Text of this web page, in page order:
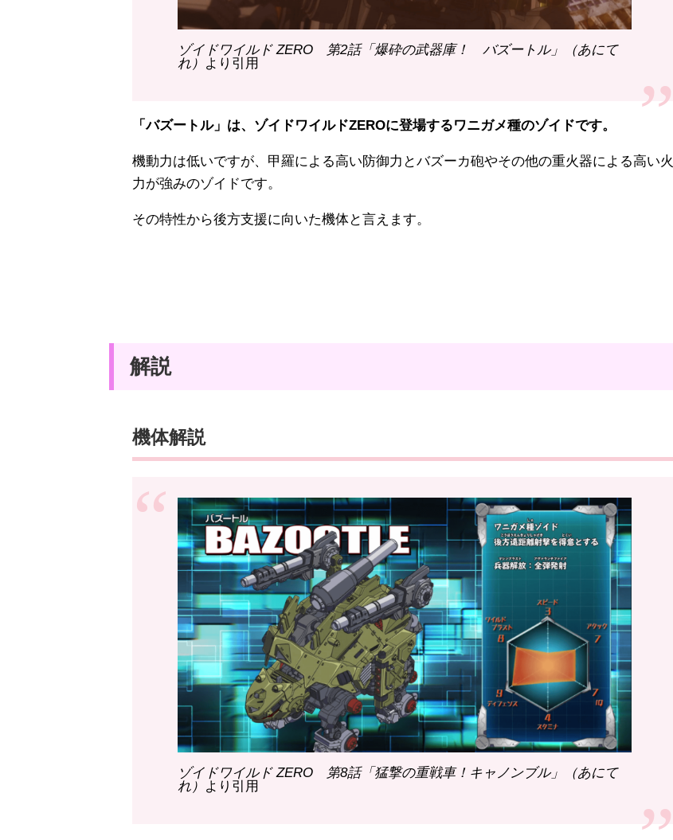
ゾイドワイルド ZERO 第2話「爆砕の武器庫！ バズートル」（あにて
れ） より引用
「バズートル」は、ゾイドワイルドZEROに登場するワニガメ種のゾイドです。
機動力は低いですが、甲羅による高い防御力とバズーカ砲やその他の重火器による高い火
力が強みのゾイドです。
その特性から後方支援に向いた機体と言えます。
解説
機体解説
ゾイドワイルド ZERO 第8話「猛撃の重戦車！キャノンブル」（あにて
れ） より引用